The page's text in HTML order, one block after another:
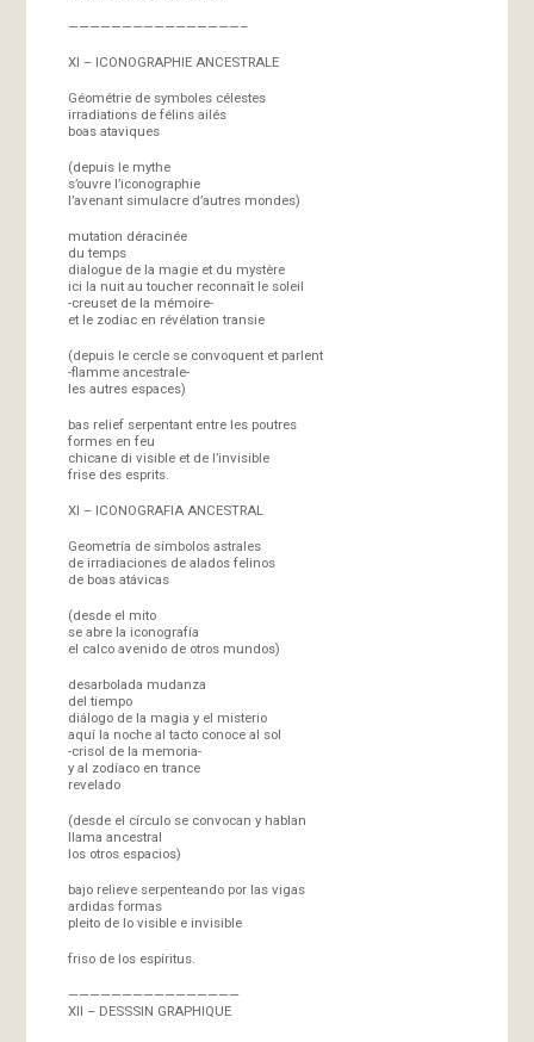
————————————————–
XI – ICONOGRAPHIE ANCESTRALE
Géométrie de symboles célestes
irradiations de félins ailés
boas ataviques
(depuis le mythe
s’ouvre l’iconographie
l’avenant simulacre d’autres mondes)
mutation déracinée
du temps
dialogue de la magie et du mystère
ici la nuit au toucher reconnaît le soleil
-creuset de la mémoire-
et le zodiac en révélation transie
(depuis le cercle se convoquent et parlent
-flamme ancestrale-
les autres espaces)
bas relief serpentant entre les poutres
formes en feu
chicane di visible et de l’invisible
frise des esprits.
XI – ICONOGRAFIA ANCESTRAL
Geometría de símbolos astrales
de irradiaciones de alados felinos
de boas atávicas
(desde el mito
se abre la iconografía
el calco avenido de otros mundos)
desarbolada mudanza
del tiempo
diálogo de la magia y el misterio
aquí la noche al tacto conoce al sol
-crisol de la memoria-
y al zodíaco en trance
revelado
(desde el círculo se convocan y hablan
llama ancestral
los otros espacios)
bajo relieve serpenteando por las vigas
ardidas formas
pleito de lo visible e invisible
friso de los espíritus.
————————————————
XII – DESSSIN GRAPHIQUE